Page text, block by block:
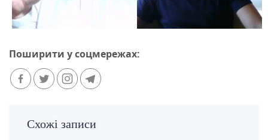
Поширити у соцмережах:
Схожі записи